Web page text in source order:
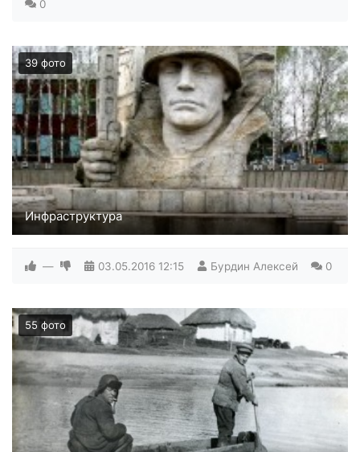
0
39 фото
Инфраструктура
— 03.05.2016 12:15 Бурдин Алексей 0
55 фото